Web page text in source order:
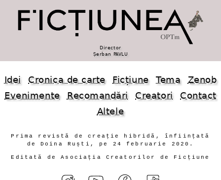
Director
Șerban PAVLU
Idei Cronica de carte Ficțiune Tema
Zenob
Evenimente
Recomandări Creatori
Contact
Altele
Prima revistă de creație hibridă, înființată
de Doina Ruști, pe 24 februarie 2020.
Editată de Asociația Creatorilor de Ficțiune